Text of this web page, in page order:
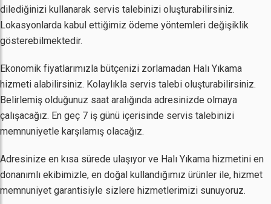
dilediğinizi kullanarak servis talebinizi oluşturabilirsiniz.
Lokasyonlarda kabul ettiğimiz ödeme yöntemleri değişiklik
gösterebilmektedir.
Ekonomik fiyatlarımızla bütçenizi zorlamadan Halı Yıkama
hizmeti alabilirsiniz. Kolaylıkla servis talebi oluşturabilirsiniz.
Belirlemiş olduğunuz saat aralığında adresinizde olmaya
çalışacağız. En geç 7 iş günü içerisinde servis talebinizi
memnuniyetle karşılamış olacağız.
Adresinize en kısa sürede ulaşıyor ve Halı Yıkama hizmetini en
donanımlı ekibimizle, en doğal kullandığımız ürünler ile, hizmet
memnuniyet garantisiyle sizlere hizmetlerimizi sunuyoruz.